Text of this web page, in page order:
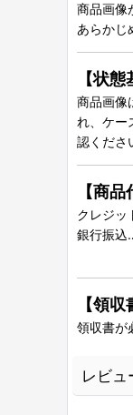
商品画像
あらかじ
【状
商品画像
れ、ケー
認くださ
【商
クレジッ
銀行振込
【領
領収書が
レビュ